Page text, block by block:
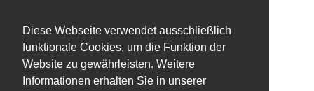
Diese Webseite verwendet ausschließlich
funktionale Cookies, um die Funktion der
Website zu gewährleisten. Weitere
Informationen erhalten Sie in unserer